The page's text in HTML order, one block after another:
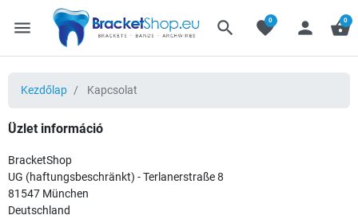
menu search favorite
0 person shopping_basket
0
Kezdőlap Kapcsolat
Üzlet információ
BracketShop
UG (haftungsbeschränkt) - Terlanerstraße 8
81547 München
Deutschland